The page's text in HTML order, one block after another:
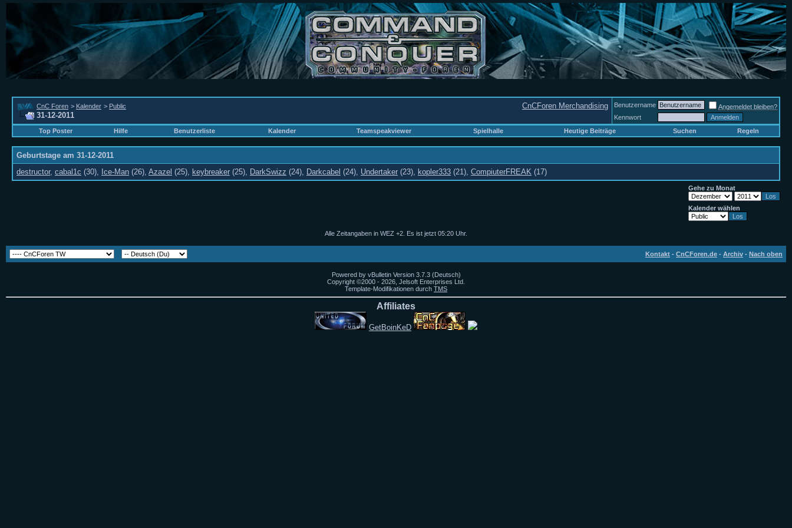
CnCForen Merchandising
CnC Foren > Kalender > Public
31-12-2011
Benutzername
Angemeldet bleiben?
Kennwort
Top Poster
Hilfe Benutzerliste Kalender Teamspeakviewer Spielhalle Heutige Beiträge Suchen Regeln
Geburtstage am 31-12-2011
destructor, cabal1c (30), Ice-Man (26), Azazel (25), keybreaker (25), DarkSwizz (24), Darkcabel (24), Undertaker (23), kopler333 (21), CompiuterFREAK (17)
Gehe zu Monat
Kalender wählen
Alle Zeitangaben in WEZ +2. Es ist jetzt 05:20 Uhr.
Kontakt - CnCForen.de - Archiv - Nach oben
Powered by vBulletin Version 3.7.3 (Deutsch)
Copyright ©2000 - 2026, Jelsoft Enterprises Ltd.
Template-Modifikationen durch TMS
Affiliates
GetBoinKeD